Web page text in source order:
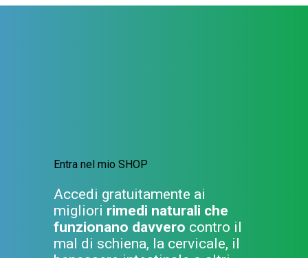
Entra nel mio SHOP
Accedi gratuitamente ai
migliori rimedi naturali che
funzionano davvero contro il
mal di schiena, la cervicale, il